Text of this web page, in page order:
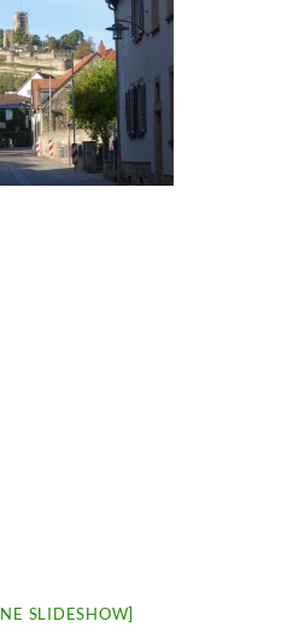
SLIDESHOW]